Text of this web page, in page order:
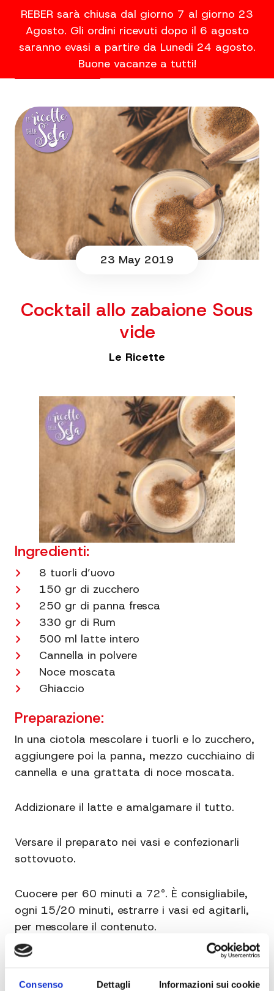
Consenso Dettagli Informazioni sui cookie
REBER sarà chiusa dal giorno 7 al giorno 23
Agosto. Gli ordini ricevuti dopo il 6 agosto
saranno evasi a partire da Lunedi 24 agosto.
Buone vacanze a tutti!
23 May 2019
Cocktail allo zabaione Sous
vide
Le Ricette
Ingredienti:
8 tuorli d’uovo
150 gr di zucchero
250 gr di panna fresca
330 gr di Rum
500 ml latte intero
Cannella in polvere
Noce moscata
Ghiaccio
Preparazione:
In una ciotola mescolare i tuorli e lo zucchero,
aggiungere poi la panna, mezzo cucchiaino di
cannella e una grattata di noce moscata.
Addizionare il latte e amalgamare il tutto.
Versare il preparato nei vasi e confezionarli
sottovuoto.
Cuocere per 60 minuti a 72°. È consigliabile,
ogni 15/20 minuti, estrarre i vasi ed agitarli,
per mescolare il contenuto.
A cottura ultimata estrarre i vasi e lasciarli
raffreddare.